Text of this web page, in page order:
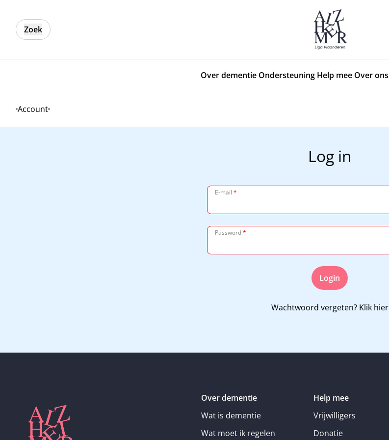
Zoek
Over dementie Ondersteuning Help mee Over ons
Home
Account
Log in
E-mail *
Password*
Login
Wachtwoord vergeten? Klik hier
Over dementie
Wat is dementie
Wat moet ik regelen
Help mee
Vrijwilligers
Donatie